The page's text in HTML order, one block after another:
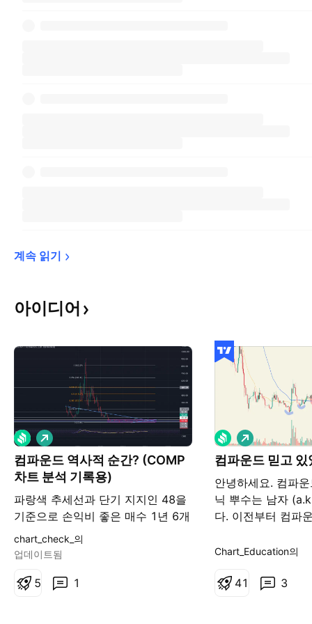
계속 읽기
아이디어
컴파운드 역사적 순간? (COMP
차트 분석 기록용)
파랑색 추세선과 단기 지지인 48을
기준으로 손익비 좋은 매수 1년 6개
월 이상 횡보하며 세력들이 매집 했
을 것으로 예상 ---익절--- 1차 92 2
추세선 이탈 혹은 48이탈 마감시
롱
chart_check_의
업데이트됨
1
5
컴파운드 믿고
안녕하세요. 컴파
닉 뿌수는 남자
다. 이전부터 컴파
련해서도 아이디어
네요. 거래량을 터
롱
Chart_Education의
3
41